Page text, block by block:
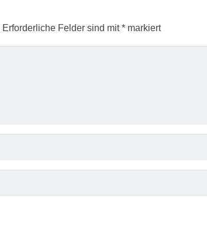
Erforderliche Felder sind mit* markiert